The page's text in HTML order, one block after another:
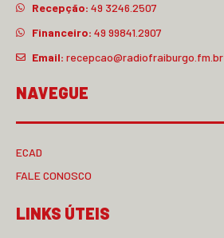
Recepção: 49 3246.2507
Financeiro: 49 99841.2907
Email: recepcao@radiofraiburgo.fm.br
NAVEGUE
ECAD
FALE CONOSCO
LINKS ÚTEIS